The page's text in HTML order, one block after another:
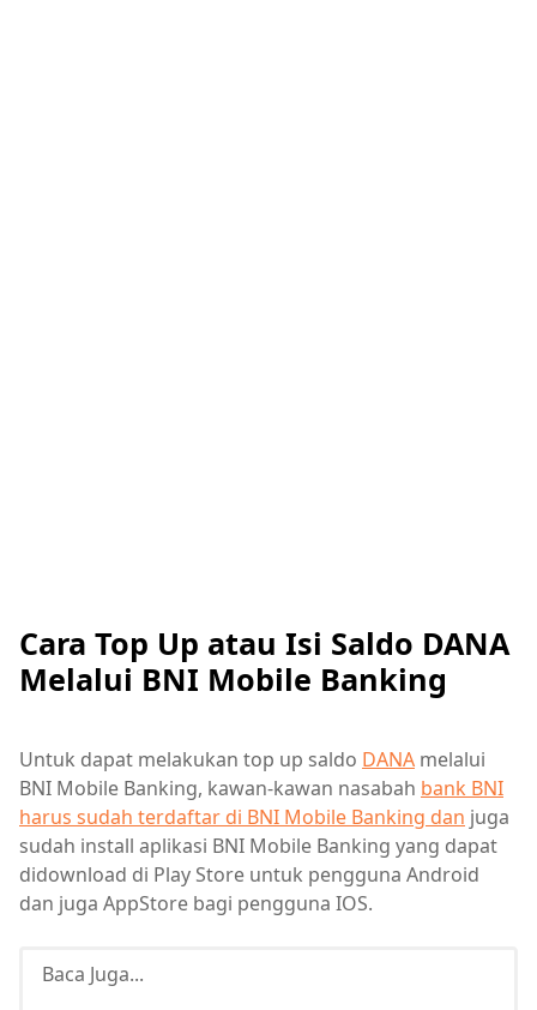
Cara Top Up atau Isi Saldo DANA
Melalui BNI Mobile Banking
Untuk dapat melakukan top up saldo DANA melalui
BNI Mobile Banking, kawan-kawan nasabah bank BNI
harus sudah terdaftar di BNI Mobile Banking dan juga
sudah install aplikasi BNI Mobile Banking yang dapat
didownload di Play Store untuk pengguna Android
dan juga AppStore bagi pengguna IOS.
Baca Juga...